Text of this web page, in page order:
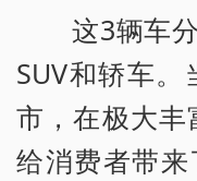
这3辆车分
SUV和轿车
市，在极大
给消费者带来